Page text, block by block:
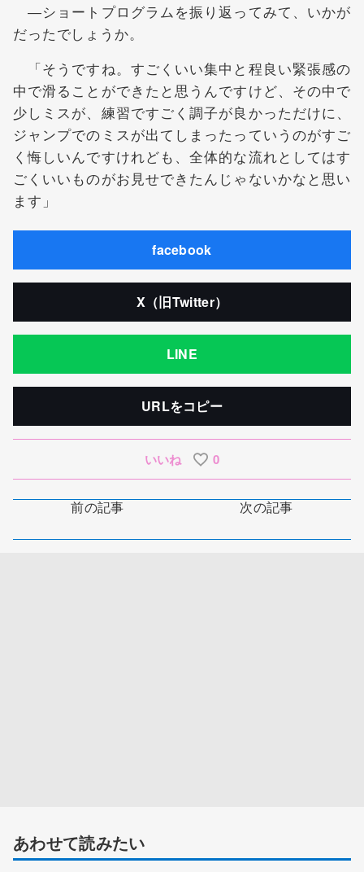
―ショートプログラムを振り返ってみて、いかが
だったでしょうか。
「そうですね。すごくいい集中と程良い緊張感の
中で滑ることができたと思うんですけど、その中で
少しミスが、練習ですごく調子が良かっただけに、
ジャンプでのミスが出てしまったっていうのがすご
く悔しいんですけれども、全体的な流れとしてはす
ごくいいものがお見せできたんじゃないかなと思い
ます」
facebook
X（旧Twitter）
LINE
URLをコピー
いいね 0
前の記事 次の記事
あわせて読みたい